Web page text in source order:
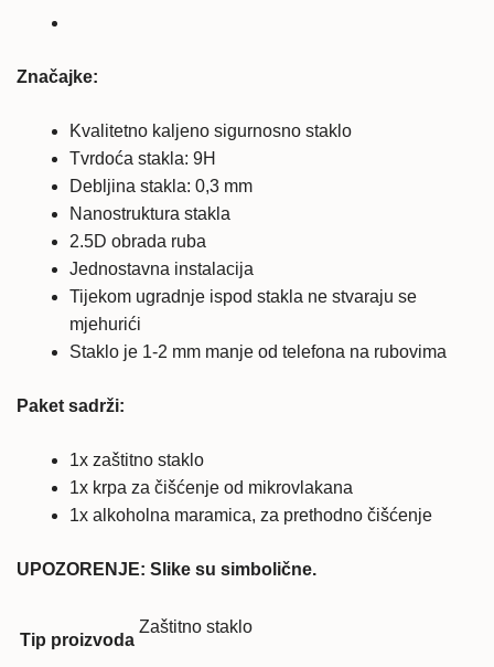
Značajke:
Kvalitetno kaljeno sigurnosno staklo
Tvrdoća stakla: 9H
Debljina stakla: 0,3 mm
Nanostruktura stakla
2.5D obrada ruba
Jednostavna instalacija
Tijekom ugradnje ispod stakla ne stvaraju se
mjehurići
Staklo je 1-2 mm manje od telefona na rubovima
Paket sadrži:
1x zaštitno staklo
1x krpa za čišćenje od mikrovlakana
1x alkoholna maramica, za prethodno čišćenje
UPOZORENJE: Slike su simbolične.
Tip proizvoda
Zaštitno staklo